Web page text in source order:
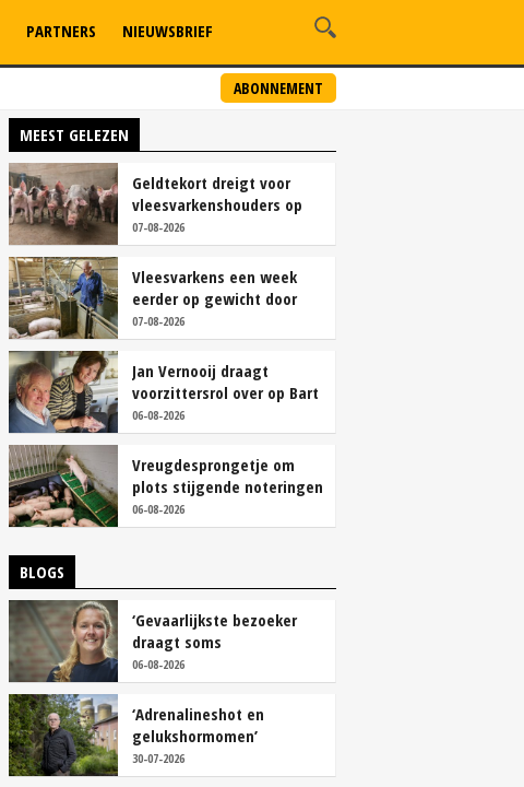
ABONNEMENT
PARTNERS NIEUWSBRIEF
MEEST GELEZEN
Geldtekort dreigt voor
vleesvarkenshouders op
vrije markt
07-08-2026
Vleesvarkens een week
eerder op gewicht door
continu aanbod van
brijvoer
07-08-2026
Jan Vernooij draagt
voorzittersrol over op Bart
Camps
06-08-2026
Vreugdesprongetje om
plots stijgende noteringen
06-08-2026
BLOGS
‘Gevaarlijkste bezoeker
draagt soms
overschoenen’
06-08-2026
‘Adrenalineshot en
gelukshormomen’
30-07-2026